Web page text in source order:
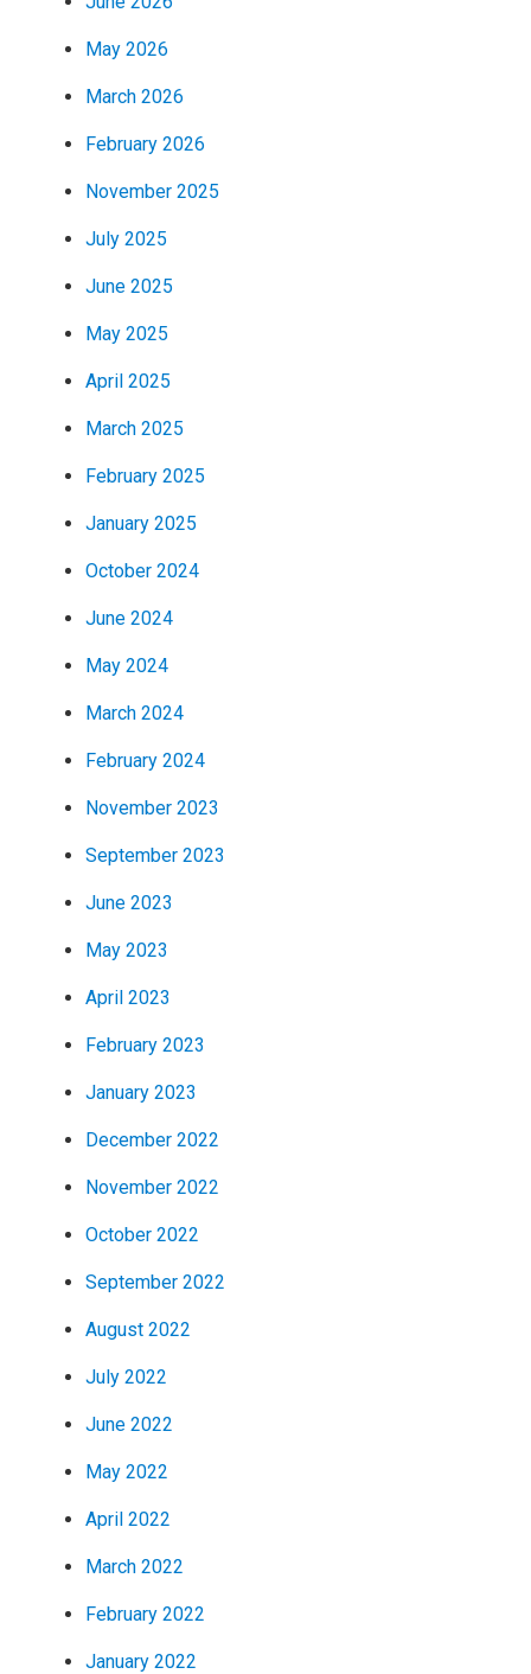
May 2026
March 2026
February 2026
November 2025
July 2025
June 2025
May 2025
April 2025
March 2025
February 2025
January 2025
October 2024
June 2024
May 2024
March 2024
February 2024
November 2023
September 2023
June 2023
May 2023
April 2023
February 2023
January 2023
December 2022
November 2022
October 2022
September 2022
August 2022
July 2022
June 2022
May 2022
April 2022
March 2022
February 2022
January 2022